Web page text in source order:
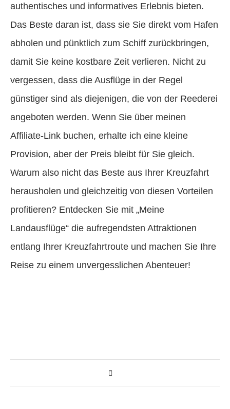
authentisches und informatives Erlebnis bieten.
Das Beste daran ist, dass sie Sie direkt vom Hafen
abholen und pünktlich zum Schiff zurückbringen,
damit Sie keine kostbare Zeit verlieren. Nicht zu
vergessen, dass die Ausflüge in der Regel
günstiger sind als diejenigen, die von der Reederei
angeboten werden. Wenn Sie über meinen
Affiliate-Link buchen, erhalte ich eine kleine
Provision, aber der Preis bleibt für Sie gleich.
Warum also nicht das Beste aus Ihrer Kreuzfahrt
herausholen und gleichzeitig von diesen Vorteilen
profitieren? Entdecken Sie mit „Meine
Landausflüge“ die aufregendsten Attraktionen
entlang Ihrer Kreuzfahrtroute und machen Sie Ihre
Reise zu einem unvergesslichen Abenteuer!